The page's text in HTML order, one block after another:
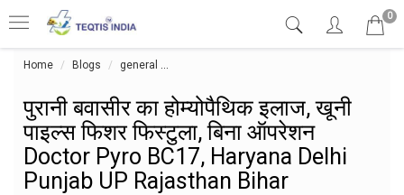
0
Home Blogs general
पुरानी बवासीर का होम्योपैथिक इलाज, खूनी
पाइल्स फिशर फिस्टुला, बिना ऑपरेशन
Doctor Pyro BC17, Haryana Delhi
Punjab UP Rajasthan Bihar